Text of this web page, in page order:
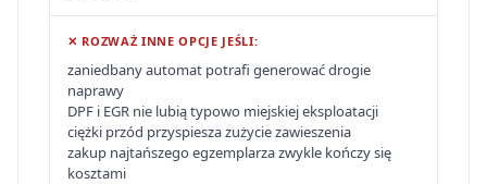
✕ ROZWAŻ INNE OPCJE JEŚLI:
zaniedbany automat potrafi generować drogie
naprawy
DPF i EGR nie lubią typowo miejskiej eksploatacji
ciężki przód przyspiesza zużycie zawieszenia
zakup najtańszego egzemplarza zwykle kończy się
kosztami